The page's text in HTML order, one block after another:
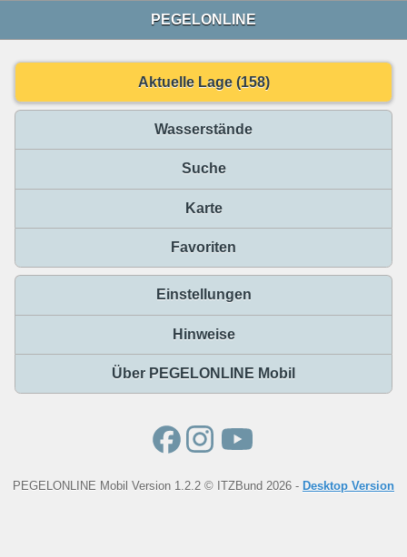
PEGELONLINE
Aktuelle Lage (158)
Wasserstände
Suche
Karte
Favoriten
Einstellungen
Hinweise
Über PEGELONLINE Mobil
PEGELONLINE Mobil Version 1.2.2 © ITZBund 2026 - Desktop Version